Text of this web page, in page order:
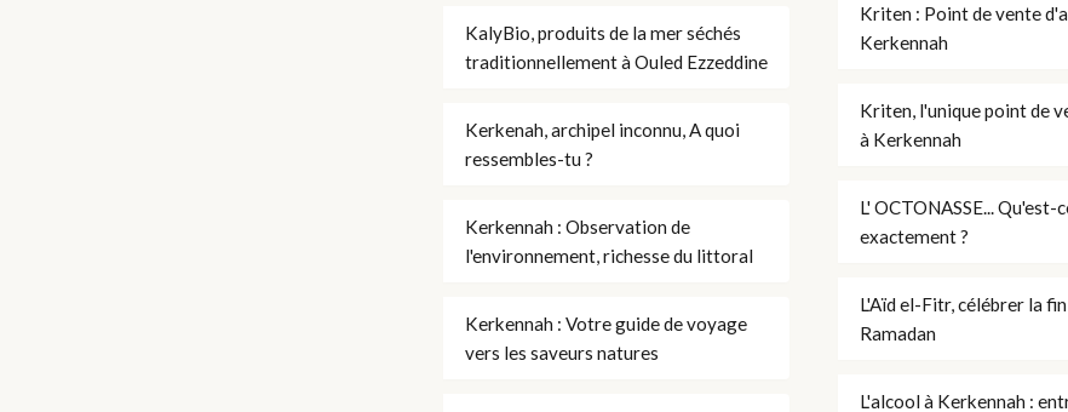
KalyBio, produits de la mer séchés
traditionnellement à Ouled Ezzeddine
Kerkenah, archipel inconnu, A quoi
ressembles-tu ?
Kerkennah : Observation de
l'environnement, richesse du littoral
Kerkennah : Votre guide de voyage
vers les saveurs natures
Kriten : Point de vente
Kerkennah
Kriten, l'unique point de
à Kerkennah
L' OCTONASSE... Qu'est-
exactement ?
L'Aïd el-Fitr, célébrer la fin
Ramadan
L'alcool à Kerkennah :